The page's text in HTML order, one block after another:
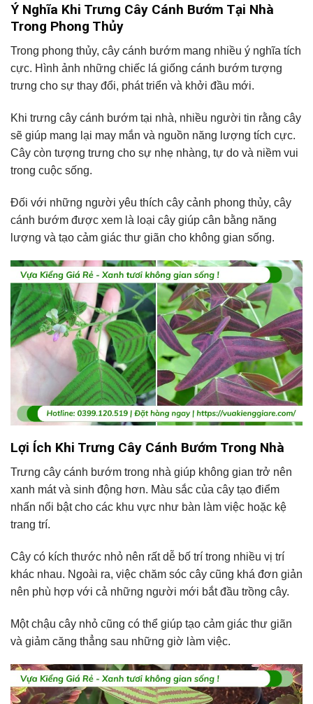
Ý Nghĩa Khi Trưng Cây Cánh Bướm Tại Nhà
Trong Phong Thủy
Trong phong thủy, cây cánh bướm mang nhiều ý nghĩa tích
cực. Hình ảnh những chiếc lá giống cánh bướm tượng
trưng cho sự thay đổi, phát triển và khởi đầu mới.
Khi trưng cây cánh bướm tại nhà, nhiều người tin rằng cây
sẽ giúp mang lại may mắn và nguồn năng lượng tích cực.
Cây còn tượng trưng cho sự nhẹ nhàng, tự do và niềm vui
trong cuộc sống.
Đối với những người yêu thích cây cảnh phong thủy, cây
cánh bướm được xem là loại cây giúp cân bằng năng
lượng và tạo cảm giác thư giãn cho không gian sống.
Lợi Ích Khi Trưng Cây Cánh Bướm Trong Nhà
Trưng cây cánh bướm trong nhà giúp không gian trở nên
xanh mát và sinh động hơn. Màu sắc của cây tạo điểm
nhấn nổi bật cho các khu vực như bàn làm việc hoặc kệ
trang trí.
Cây có kích thước nhỏ nên rất dễ bố trí trong nhiều vị trí
khác nhau. Ngoài ra, việc chăm sóc cây cũng khá đơn giản
nên phù hợp với cả những người mới bắt đầu trồng cây.
Một chậu cây nhỏ cũng có thể giúp tạo cảm giác thư giãn
và giảm căng thẳng sau những giờ làm việc.